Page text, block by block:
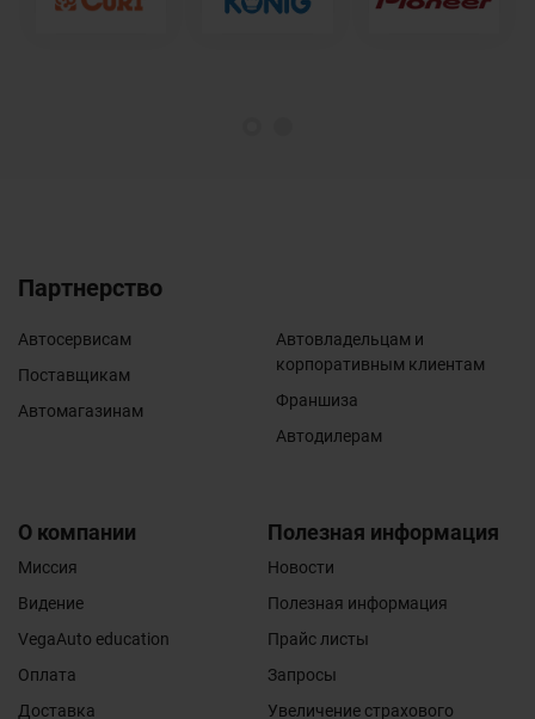
Партнерство
Автосервисам
Поставщикам
Автомагазинам
Автовладельцам и
корпоративным клиентам
Франшиза
Автодилерам
О компании
Миссия
Видение
VegaAuto education
Оплата
Доставка
Полезная информация
Новости
Полезная информация
Прайс листы
Запросы
Увеличение страхового